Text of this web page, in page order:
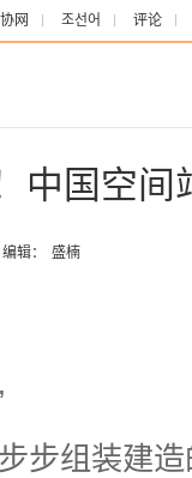
网 조선어 评论
中国空间
编辑： 盛楠
组装建造